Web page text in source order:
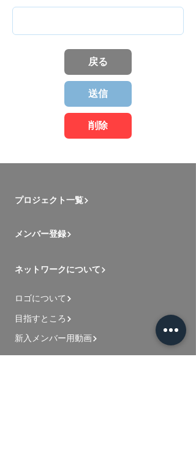
戻る
送信
削除
プロジェクト一覧
メンバー登録
ネットワークについて
ロゴについて
目指すところ
新入メンバー用動画